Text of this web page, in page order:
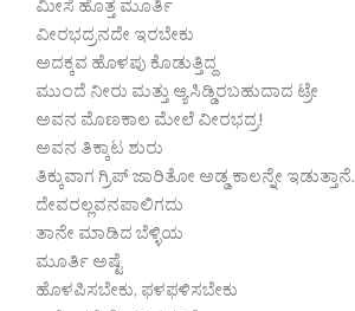
ಮೀಸೆ ಹೊತ್ತ ಮೂರ್ತಿ
ವೀರಭದ್ರನದೇ ಇರಬೇಕು
ಅದಕ್ಕವ ಹೊಳಪು ಕೊಡುತ್ತಿದ್ದ
ಮುಂದೆ ನೀರು ಮತ್ತು ಆ್ಯಸಿಡ್ಡಿರಬಹುದಾದ ಟ್ರೇ
ಅವನ ಮೊಣಕಾಲ ಮೇಲೆ ವೀರಭದ್ರ!
ಅವನ ತಿಕ್ಕಾಟ ಶುರು
ತಿಕ್ಕುವಾಗ ಗ್ರಿಪ್ ಜಾರಿತೋ ಅಡ್ಡ ಕಾಲನ್ನೇ ಇಡುತ್ತಾನೆ.
ದೇವರಲ್ಲವನಪಾಲಿಗದು
ತಾನೇ ಮಾಡಿದ ಬೆಳ್ಳಿಯ
ಮೂರ್ತಿ ಅಷ್ಟೆ
ಹೊಳಪಿಸಬೇಕು, ಫಳಫಳಿಸಬೇಕು